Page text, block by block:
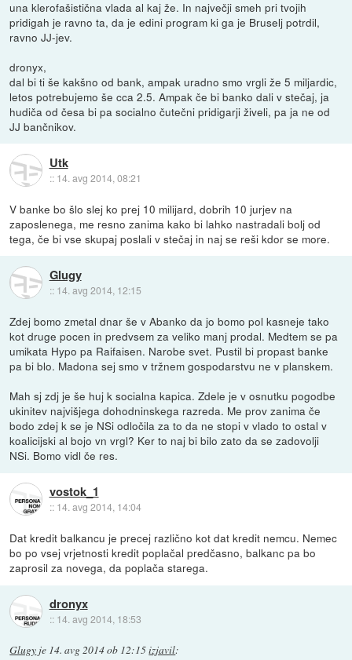
una klerofašistična vlada al kaj že. In največji smeh pri tvojih
pridigah je ravno ta, da je edini program ki ga je Bruselj potrdil,
ravno JJ-jev.
dronyx,
dal bi ti še kakšno od bank, ampak uradno smo vrgli že 5 miljardic,
letos potrebujemo še cca 2.5. Ampak če bi banko dali v stečaj, ja
hudiča od česa bi pa socialno čutečni pridigarji živeli, pa ja ne od
JJ bančnikov.
Utk
:: 14. avg 2014, 08:21
V banke bo šlo slej ko prej 10 milijard, dobrih 10 jurjev na
zaposlenega, me resno zanima kako bi lahko nastradali bolj od
tega, če bi vse skupaj poslali v stečaj in naj se reši kdor se more.
Glugy
:: 14. avg 2014, 12:15
Zdej bomo zmetal dnar še v Abanko da jo bomo pol kasneje tako
kot druge pocen in predvsem za veliko manj prodal. Medtem se pa
umikata Hypo pa Raifaisen. Narobe svet. Pustil bi propast banke
pa bi blo. Madona sej smo v tržnem gospodarstvu ne v planskem.
Mah sj zdj je še huj k socialna kapica. Zdele je v osnutku pogodbe
ukinitev najvišjega dohodninskega razreda. Me prov zanima če
bodo zdej k se je NSi odločila za to da ne stopi v vlado to ostal v
koalicijski al bojo vn vrgl? Ker to naj bi bilo zato da se zadovolji
NSi. Bomo vidl če res.
vostok_1
:: 14. avg 2014, 14:04
Dat kredit balkancu je precej različno kot dat kredit nemcu. Nemec
bo po vsej vrjetnosti kredit poplačal predčasno, balkanc pa bo
zaprosil za novega, da poplača starega.
dronyx
:: 14. avg 2014, 18:53
Glugy je 14. avg 2014 ob 12:15izjavil: